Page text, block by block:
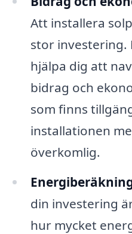
Att installera
stor investering.
hjälpa dig att
bidrag och
som finns
installationen
överkomlig.
din investering
hur mycket